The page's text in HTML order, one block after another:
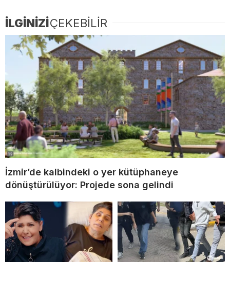
İLGİNİZİÇEKEBİLİR
İzmir’de kalbindeki o yer kütüphaneye
dönüştürülüyor: Projede sona gelindi